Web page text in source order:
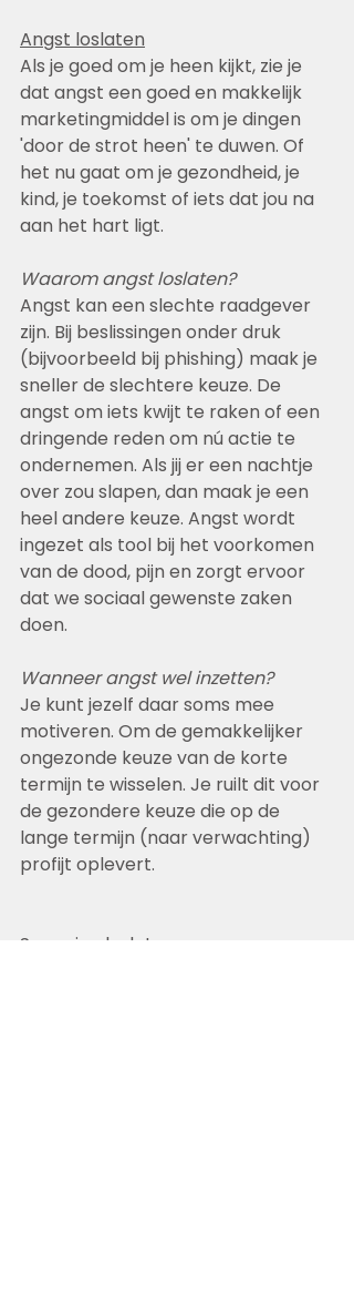
Angst loslaten
Als je goed om je heen kijkt, zie je
dat angst een goed en makkelijk
marketingmiddel is om je dingen
'door de strot heen' te duwen. Of
het nu gaat om je gezondheid, je
kind, je toekomst of iets dat jou na
aan het hart ligt.
Waarom angst loslaten?
Angst kan een slechte raadgever
zijn. Bij beslissingen onder druk
(bijvoorbeeld bij phishing) maak je
sneller de slechtere keuze. De
angst om iets kwijt te raken of een
dringende reden om nú actie te
ondernemen. Als jij er een nachtje
over zou slapen, dan maak je een
heel andere keuze. Angst wordt
ingezet als tool bij het voorkomen
van de dood, pijn en zorgt ervoor
dat we sociaal gewenste zaken
doen.
Wanneer angst wel inzetten?
Je kunt jezelf daar soms mee
motiveren. Om de gemakkelijker
ongezonde keuze van de korte
termijn te wisselen. Je ruilt dit voor
de gezondere keuze die op de
lange termijn (naar verwachting)
profijt oplevert.
Spanning loslaten